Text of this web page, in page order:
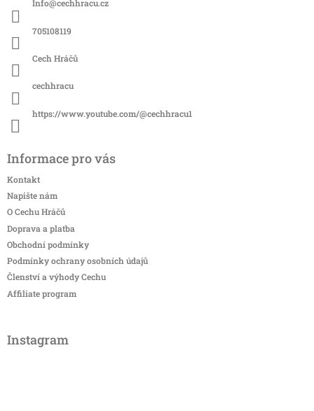
Info@cechhracu.cz
705108119
Cech Hráčů
cechhracu
https://www.youtube.com/@cechhracu1
Informace pro vás
Kontakt
Napište nám
O Cechu Hráčů
Doprava a platba
Obchodní podmínky
Podmínky ochrany osobních údajů
Členství a výhody Cechu
Affiliate program
Instagram